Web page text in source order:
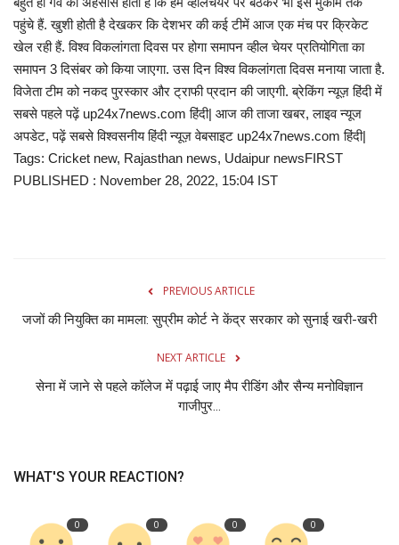
पहुंचे हैं. खुशी होती है देखकर कि देशभर की कई टीमें आज एक मंच पर क्रिकेट
खेल रही हैं. विश्व विकलांगता दिवस पर होगा समापन व्हील चेयर प्रतियोगिता का
समापन 3 दिसंबर को किया जाएगा. उस दिन विश्व विकलांगता दिवस मनाया जाता है.
विजेता टीम को नकद पुरस्कार और ट्राफी प्रदान की जाएगी. ब्रेकिंग न्यूज़ हिंदी में
सबसे पहले पढ़ें up24x7news.com हिंदी| आज की ताजा खबर, लाइव न्यूज
अपडेट, पढ़ें सबसे विश्वसनीय हिंदी न्यूज़ वेबसाइट up24x7news.com हिंदी|
Tags: Cricket new, Rajasthan news, Udaipur newsFIRST
PUBLISHED : November 28, 2022, 15:04 IST
PREVIOUS ARTICLE
जजों की नियुक्ति का मामला: सुप्रीम कोर्ट ने केंद्र सरकार को सुनाई खरी-खरी
NEXT ARTICLE
सेना में जाने से पहले कॉलेज में पढ़ाई जाए मैप रीडिंग और सैन्य मनोविज्ञान
गाजीपुर...
WHAT'S YOUR REACTION?
0 0 0 0